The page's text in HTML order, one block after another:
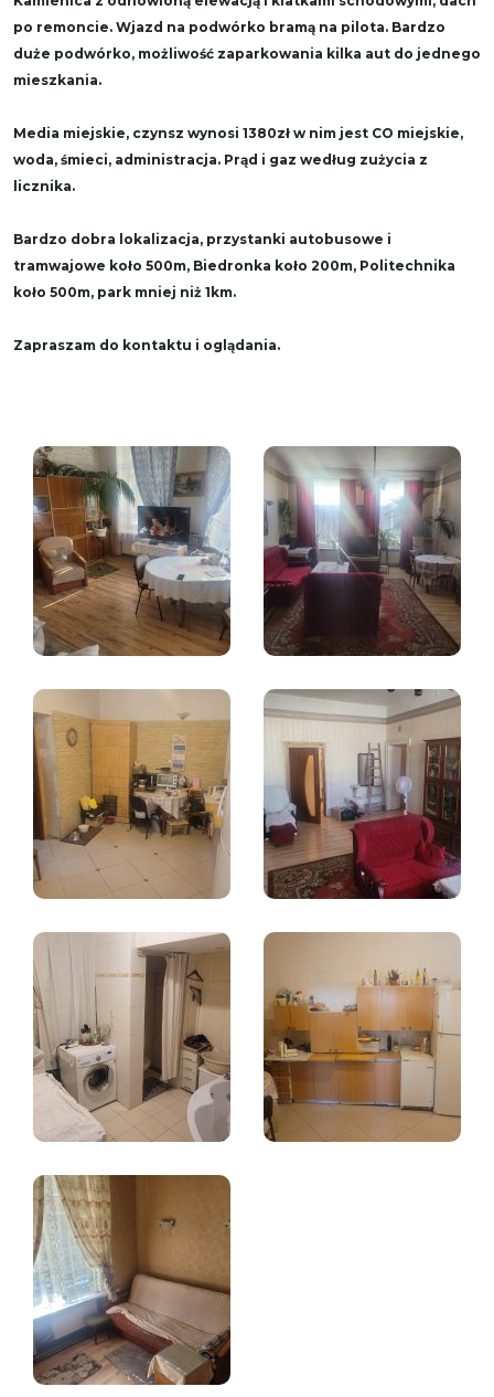
po remoncie. Wjazd na podwórko bramą na pilota. Bardzo
duże podwórko, możliwość zaparkowania kilka aut do jednego
mieszkania.
Media miejskie, czynsz wynosi 1380zł w nim jest CO miejskie,
woda, śmieci, administracja. Prąd i gaz według zużycia z
licznika.
Bardzo dobra lokalizacja, przystanki autobusowe i
tramwajowe koło 500m, Biedronka koło 200m, Politechnika
koło 500m, park mniej niż 1km.
Zapraszam do kontaktu i oglądania.